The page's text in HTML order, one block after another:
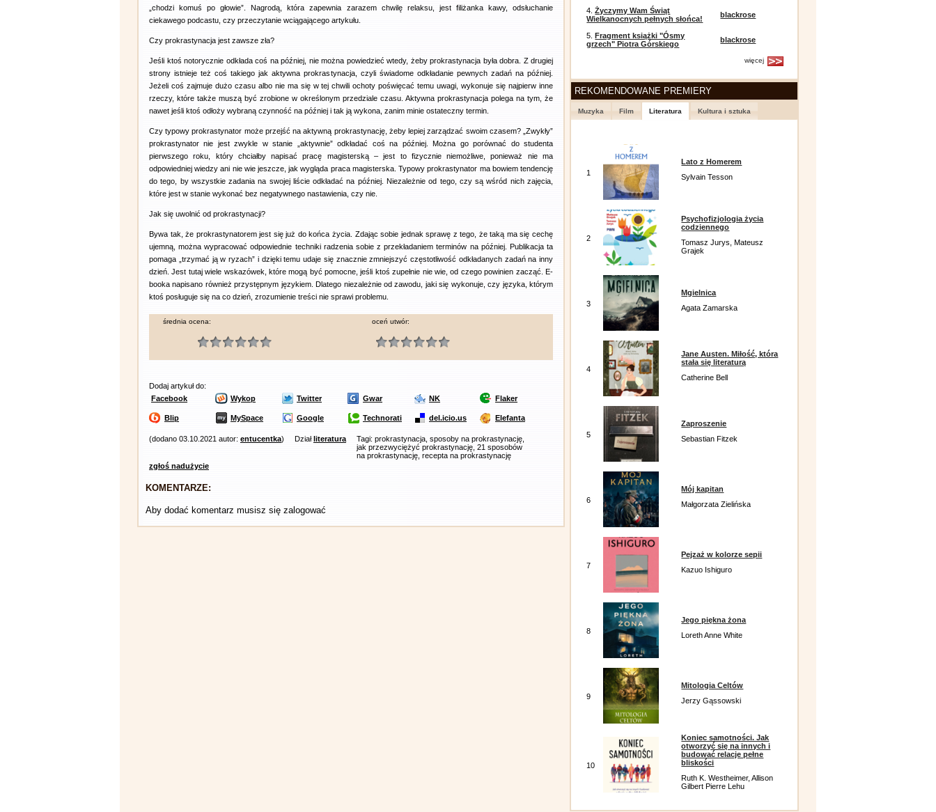
„chodzi komuś po głowie”. Nagrodą, która zapewnia zarazem chwilę relaksu, jest filiżanka kawy, odsłuchanie
ciekawego podcastu, czy przeczytanie wciągającego artykułu.
Czy prokrastynacja jest zawsze zła?
Jeśli ktoś notorycznie odkłada coś na później, nie można powiedzieć wtedy, żeby prokrastynacja była dobra. Z drugiej
strony istnieje też coś takiego jak aktywna prokrastynacja, czyli świadome odkładanie pewnych zadań na później.
Jeżeli coś zajmuje dużo czasu albo nie ma się w tej chwili ochoty poświęcać temu uwagi, wykonuje się najpierw inne
rzeczy, które także muszą być zrobione w określonym przedziale czasu. Aktywna prokrastynacja polega na tym, że
nawet jeśli ktoś odłoży wybraną czynność na później i tak ją wykona, zanim minie ostateczny termin.
Czy typowy prokrastynator może przejść na aktywną prokrastynację, żeby lepiej zarządzać swoim czasem? „Zwykły”
prokrastynator nie jest zwykle w stanie „aktywnie” odkładać coś na później. Można go porównać do studenta
pierwszego roku, który chciałby napisać pracę magisterską – jest to fizycznie niemożliwe, ponieważ nie ma
odpowiedniej wiedzy ani nie wie jeszcze, jak wygląda praca magisterska. Typowy prokrastynator ma bowiem tendencję
do tego, by wszystkie zadania na swojej liście odkładać na później. Niezależnie od tego, czy są wśród nich zajęcia,
które jest w stanie wykonać bez negatywnego nastawienia, czy nie.
Jak się uwolnić od prokrastynacji?
Bywa tak, że prokrastynatorem jest się już do końca życia. Zdając sobie jednak sprawę z tego, że taką ma się cechę
ujemną, można wypracować odpowiednie techniki radzenia sobie z przekładaniem terminów na później. Publikacja ta
pomaga „trzymać ją w ryzach” i dzięki temu udaje się znacznie zmniejszyć częstotliwość odkładanych zadań na inny
dzień. Jest tutaj wiele wskazówek, które mogą być pomocne, jeśli ktoś zupełnie nie wie, od czego powinien zacząć. E-
booka napisano również przystępnym językiem. Dlatego niezależnie od zawodu, jaki się wykonuje, czy języka, którym
ktoś posługuje się na co dzień, zrozumienie treści nie sprawi problemu.
średnia ocena: oceń utwór:
Dodaj artykuł do:
Facebook
Wykop Twitter Gwar NK Flaker
Blip MySpace Google Technorati del.icio.us Elefanta
(dodano 03.10.2021 autor: entucentka) Działliteratura
Tagi: prokrastynacja, sposoby na prokrastynację,
jak przezwyciężyć prokrastynację, 21 sposobów
na prokrastynację, recepta na prokrastynację
zgłoś nadużycie
KOMENTARZE:
Aby dodać komentarz musisz się zalogować
4.Życzymy Wam Świąt
Wielkanocnych pełnych słońca!
blackrose
5.Fragment książki "Ósmy
grzech" Piotra Górskiego
blackrose
więcej
REKOMENDOWANE PREMIERY
Muzyka Film Literatura Kultura i sztuka
1
Lato z Homerem
Sylvain Tesson
2
Psychofizjologia życia
codziennego
Tomasz Jurys, Mateusz
Grajek
3
Mgielnica
Agata Zamarska
4
Jane Austen. Miłość, która
stała się literaturą
Catherine Bell
5
Zaproszenie
Sebastian Fitzek
6
Mój kapitan
Małgorzata Zielińska
7
Pejzaż w kolorze sepii
Kazuo Ishiguro
8
Jego piękna żona
Loreth Anne White
9
Mitologia Celtów
Jerzy Gąssowski
10
Koniec samotności. Jak
otworzyć się na innych i
budować relacje pełne
bliskości
Ruth K. Westheimer, Allison
Gilbert Pierre Lehu